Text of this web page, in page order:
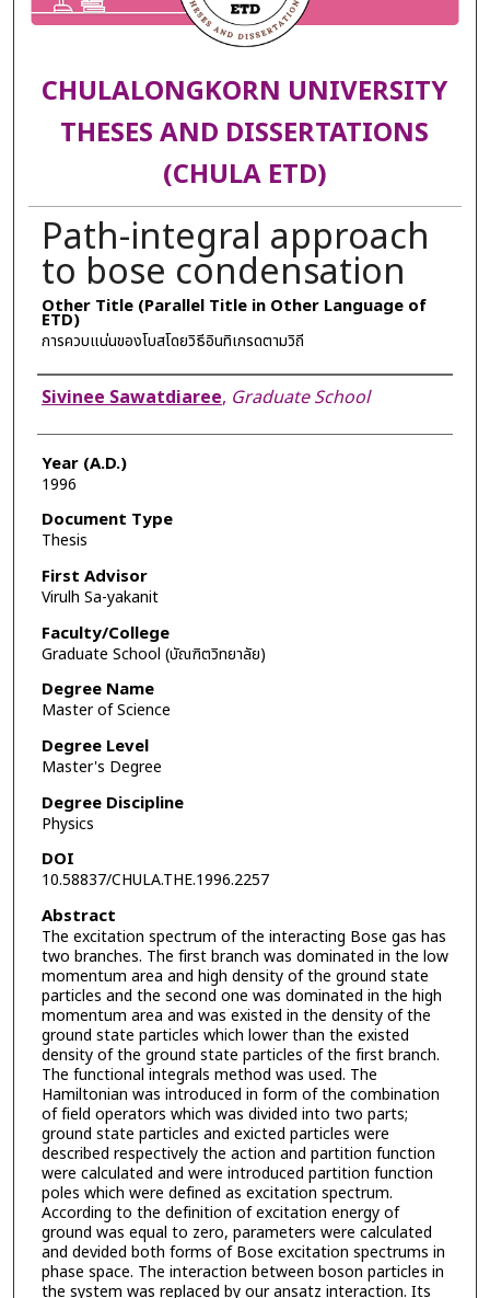
CHULALONGKORN UNIVERSITY
THESES AND DISSERTATIONS
(CHULA ETD)
Path-integral approach
to bose condensation
Other Title (Parallel Title in Other Language of
ETD)
การควบแน่นของโบสโดยวิธีอินทิเกรดตามวิถี
Author
Sivinee Sawatdiaree, Graduate School
Year (A.D.)
1996
Document Type
Thesis
First Advisor
Virulh Sa-yakanit
Faculty/College
Graduate School (บัณฑิตวิทยาลัย)
Degree Name
Master of Science
Degree Level
Master's Degree
Degree Discipline
Physics
DOI
10.58837/CHULA.THE.1996.2257
Abstract
The excitation spectrum of the interacting Bose gas has
two branches. The first branch was dominated in the low
momentum area and high density of the ground state
particles and the second one was dominated in the high
momentum area and was existed in the density of the
ground state particles which lower than the existed
density of the ground state particles of the first branch.
The functional integrals method was used. The
Hamiltonian was introduced in form of the combination
of field operators which was divided into two parts;
ground state particles and exicted particles were
described respectively the action and partition function
were calculated and were introduced partition function
poles which were defined as excitation spectrum.
According to the definition of excitation energy of
ground was equal to zero, parameters were calculated
and devided both forms of Bose excitation spectrums in
phase space. The interaction between boson particles in
the system was replaced by our ansatz interaction. Its